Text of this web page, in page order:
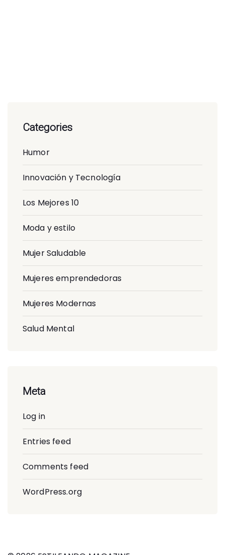
Categories
Humor
Innovación y Tecnología
Los Mejores 10
Moda y estilo
Mujer Saludable
Mujeres emprendedoras
Mujeres Modernas
Salud Mental
Meta
Log in
Entries feed
Comments feed
WordPress.org